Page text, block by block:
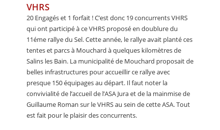
VHRS
20 Engagés et 1 forfait ! C’est donc 19 concurrents VHRS
qui ont participé à ce VHRS proposé en doublure du
11éme rallye du Sel. Cette année, le rallye avait planté ces
tentes et parcs à Mouchard à quelques kilomètres de
Salins les Bain. La municipalité de Mouchard proposait de
belles infrastructures pour accueillir ce rallye avec
presque 150 équipages au départ. Il faut noter la
convivialité de l’accueil de l’ASA Jura et de la mainmise de
Guillaume Roman sur le VHRS au sein de cette ASA. Tout
est fait pour le plaisir des concurrents.